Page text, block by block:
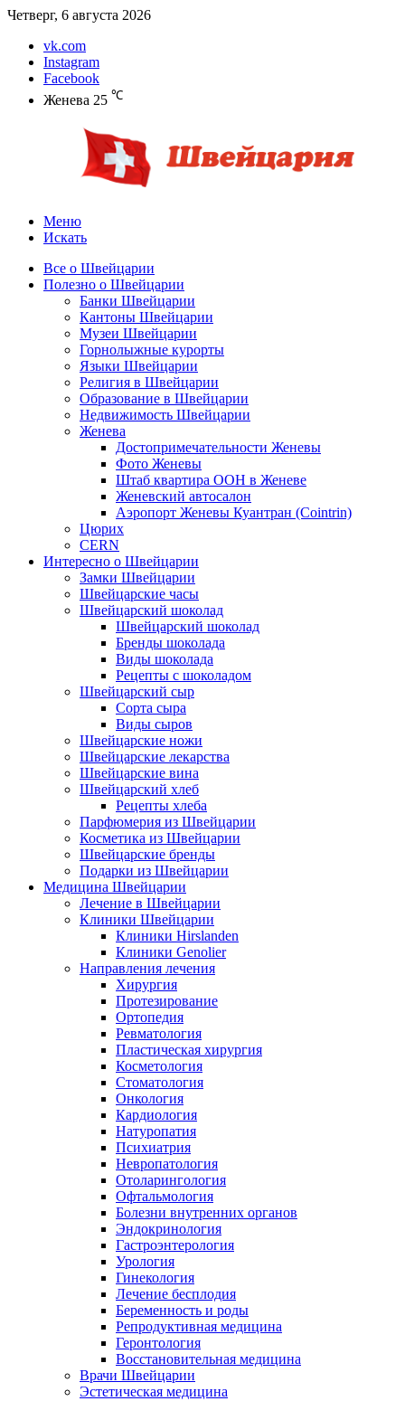
Четверг, 6 августа 2026
vk.com
Instagram
Facebook
Женева 25 ℃
Меню
Искать
Все о Швейцарии
Полезно о Швейцарии
Банки Швейцарии
Кантоны Швейцарии
Музеи Швейцарии
Горнолыжные курорты
Языки Швейцарии
Религия в Швейцарии
Образование в Швейцарии
Недвижимость Швейцарии
Женева
Достопримечательности Женевы
Фото Женевы
Штаб квартира ООН в Женеве
Женевский автосалон
Аэропорт Женевы Куантран (Cointrin)
Цюрих
CERN
Интересно о Швейцарии
Замки Швейцарии
Швейцарские часы
Швейцарский шоколад
Швейцарский шоколад
Бренды шоколада
Виды шоколада
Рецепты с шоколадом
Швейцарский сыр
Сорта сыра
Виды сыров
Швейцарские ножи
Швейцарские лекарства
Швейцарские вина
Швейцарский хлеб
Рецепты хлеба
Парфюмерия из Швейцарии
Косметика из Швейцарии
Швейцарские бренды
Подарки из Швейцарии
Медицина Швейцарии
Лечение в Швейцарии
Клиники Швейцарии
Клиники Hirslanden
Клиники Genolier
Направления лечения
Хирургия
Протезирование
Ортопедия
Ревматология
Пластическая хирургия
Косметология
Стоматология
Онкология
Кардиология
Натуропатия
Психиатрия
Невропатология
Отоларингология
Офтальмология
Болезни внутренних органов
Эндокринология
Гастроэнтерология
Урология
Гинекология
Лечение бесплодия
Беременность и роды
Репродуктивная медицина
Геронтология
Восстановительная медицина
Врачи Швейцарии
Эстетическая медицина